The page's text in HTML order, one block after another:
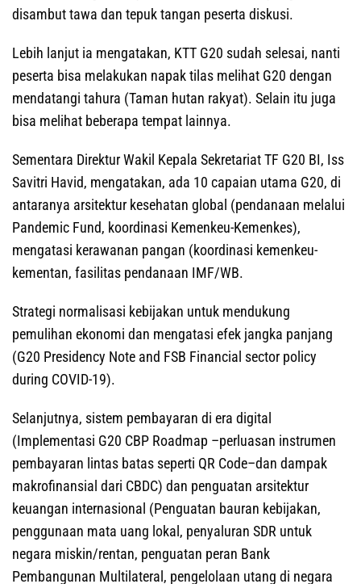
disambut tawa dan tepuk tangan peserta diskusi.
Lebih lanjut ia mengatakan, KTT G20 sudah selesai, nanti
peserta bisa melakukan napak tilas melihat G20 dengan
mendatangi tahura (Taman hutan rakyat). Selain itu juga
bisa melihat beberapa tempat lainnya.
Sementara Direktur Wakil Kepala Sekretariat TF G20 BI, Iss
Savitri Havid, mengatakan, ada 10 capaian utama G20, di
antaranya arsitektur kesehatan global (pendanaan melalui
Pandemic Fund, koordinasi Kemenkeu-Kemenkes),
mengatasi kerawanan pangan (koordinasi kemenkeu-
kementan, fasilitas pendanaan IMF/WB.
Strategi normalisasi kebijakan untuk mendukung
pemulihan ekonomi dan mengatasi efek jangka panjang
(G20 Presidency Note and FSB Financial sector policy
during COVID-19).
Selanjutnya, sistem pembayaran di era digital
(Implementasi G20 CBP Roadmap –perluasan instrumen
pembayaran lintas batas seperti QR Code–dan dampak
makrofinansial dari CBDC) dan penguatan arsitektur
keuangan internasional (Penguatan bauran kebijakan,
penggunaan mata uang lokal, penyaluran SDR untuk
negara miskin/rentan, penguatan peran Bank
Pembangunan Multilateral, pengelolaan utang di negara